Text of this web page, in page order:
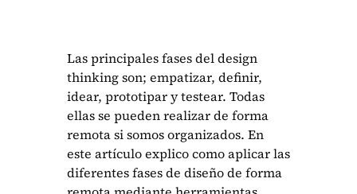
Las prin­ci­pales fas­es del design
think­ing son; empa­ti­zar, definir,
idear, pro­toti­par y testear. Todas
ellas se pueden realizar de for­ma
remo­ta si somos orga­ni­za­dos. En
este artícu­lo expli­co como aplicar las
difer­entes fas­es de dis­eño de for­ma